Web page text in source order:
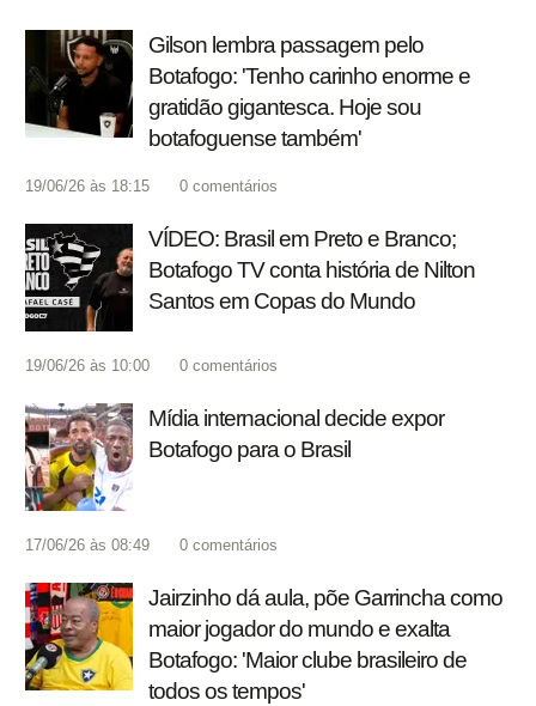
Gilson lembra passagem pelo
Botafogo: 'Tenho carinho enorme e
gratidão gigantesca. Hoje sou
botafoguense também'
19/06/26 às 18:15 0 comentários
VÍDEO: Brasil em Preto e Branco;
Botafogo TV conta história de Nilton
Santos em Copas do Mundo
19/06/26 às 10:00 0 comentários
Mídia internacional decide expor
Botafogo para o Brasil
17/06/26 às 08:49 0 comentários
Jairzinho dá aula, põe Garrincha como
maior jogador do mundo e exalta
Botafogo: 'Maior clube brasileiro de
todos os tempos'